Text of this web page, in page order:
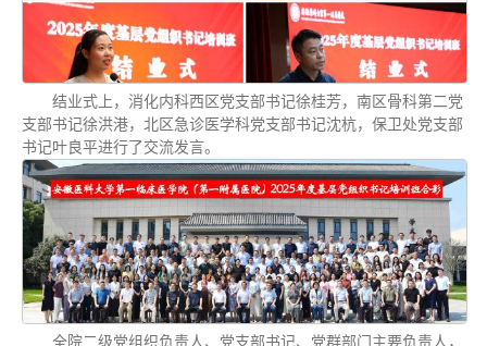
结业式上，消化内科西区党支部书记徐桂芳，南区骨科第二党
支部书记徐洪港，北区急诊医学科党支部书记沈杭，保卫处党支部
书记叶良平进行了交流发言。
全院二级党组织负责人、党支部书记、党群部门主要负责人，